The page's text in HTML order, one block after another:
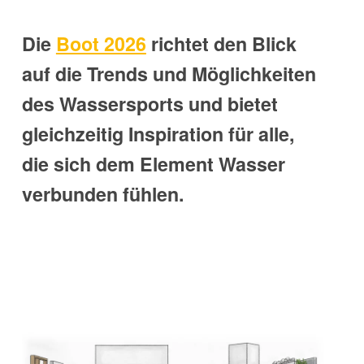
Die Boot 2026 richtet den Blick
auf die Trends und Möglichkeiten
des Wassersports und bietet
gleichzeitig Inspiration für alle,
die sich dem Element Wasser
verbunden fühlen.